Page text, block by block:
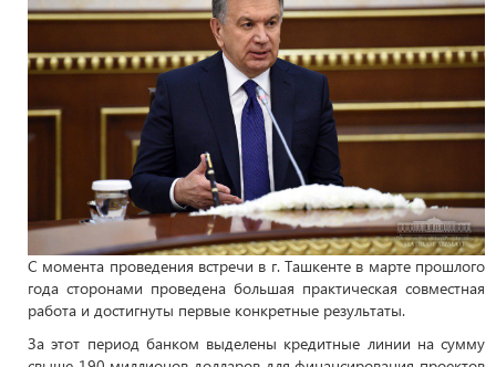
С момента проведения встречи в г. Ташкенте в марте прошлого
года сторонами проведена большая практическая совместная
работа и достигнуты первые конкретные результаты.
За этот период банком выделены кредитные линии на сумму